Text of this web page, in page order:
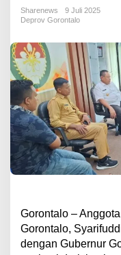
Sharenews
9 Juli 2025
Deprov Gorontalo
Gorontalo –
Gorontalo,
dengan Gubernur